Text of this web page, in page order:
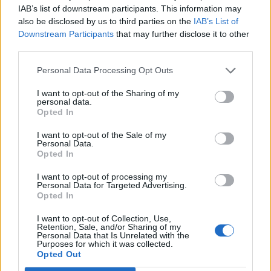
IAB’s list of downstream participants. This information may
also be disclosed by us to third parties on the IAB’s List of
Downstream Participants that may further disclose it to other
Personal Data Processing Opt Outs
I want to opt-out of the Sharing of my
personal data.
Opted In
I want to opt-out of the Sale of my
Personal Data.
Opted In
I want to opt-out of processing my
Personal Data for Targeted Advertising.
Opted In
I want to opt-out of Collection, Use,
Retention, Sale, and/or Sharing of my
Personal Data that Is Unrelated with the
Purposes for which it was collected.
Opted Out
fortsätta att slå och sparka på den näst intill
medvetslösa Lotta när hon redan låg blodig på
golvet. Men var det rätt och riktigt att döma
Dags för mentalvård?
Tonårsgrabbar i flock kan alltför ofta bete sig
omkring i kroppen och efter några öl kan de fara
fram som vilda elefanter. Det får vi leva med. Men
då? Ett aktuellt rättsfall aktualiserar frågan. Kan
sluten rättspsykiatrisk vård vara en lösning?
Helt fel att döma
läkaren till fängelse